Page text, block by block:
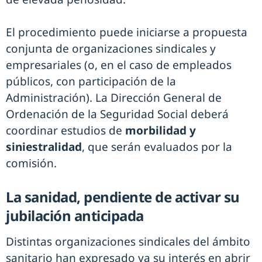
El procedimiento puede iniciarse a propuesta
conjunta de organizaciones sindicales y
empresariales (o, en el caso de empleados
públicos, con participación de la
Administración). La Dirección General de
Ordenación de la Seguridad Social deberá
coordinar estudios de morbilidad y
siniestralidad, que serán evaluados por la
comisión.
La sanidad, pendiente de activar su
jubilación anticipada
Distintas organizaciones sindicales del ámbito
sanitario han expresado ya su interés en abrir